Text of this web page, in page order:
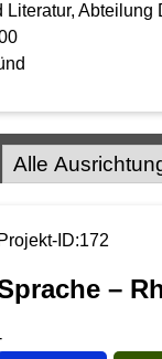
Literatur, Abteilung
Projekt-ID:172
–